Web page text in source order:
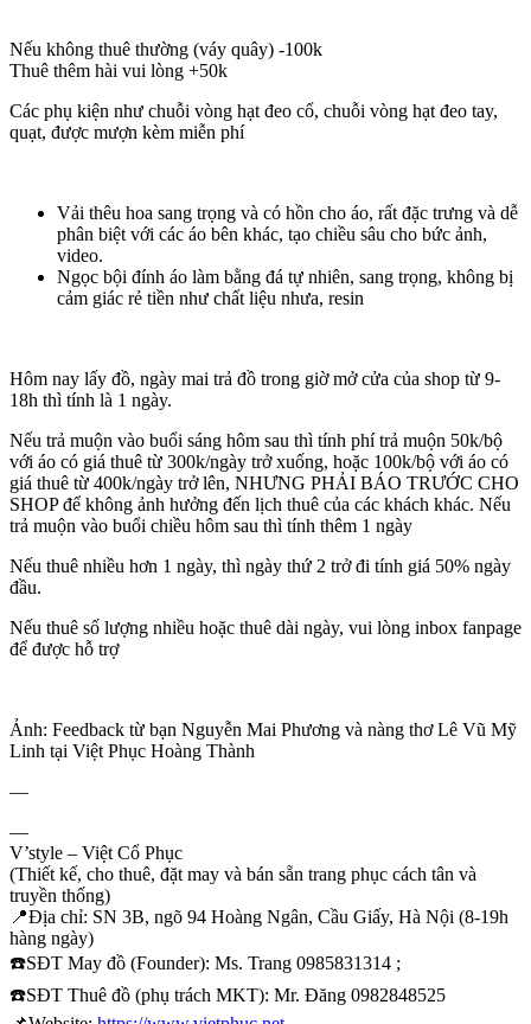
Nếu không thuê thường (váy quây) -100k
Thuê thêm hài vui lòng +50k
Các phụ kiện như chuỗi vòng hạt đeo cổ, chuỗi vòng hạt đeo tay,
quạt, được mượn kèm miễn phí
Vải thêu hoa sang trọng và có hồn cho áo, rất đặc trưng và dễ
phân biệt với các áo bên khác, tạo chiều sâu cho bức ảnh,
video.
Ngọc bội đính áo làm bằng đá tự nhiên, sang trọng, không bị
cảm giác rẻ tiền như chất liệu nhưa, resin
Hôm nay lấy đồ, ngày mai trả đồ trong giờ mở cửa của shop từ 9-
18h thì tính là 1 ngày.
Nếu trả muộn vào buổi sáng hôm sau thì tính phí trả muộn 50k/bộ
với áo có giá thuê từ 300k/ngày trở xuống, hoặc 100k/bộ với áo có
giá thuê từ 400k/ngày trở lên, NHƯNG PHẢI BÁO TRƯỚC CHO
SHOP để không ảnh hưởng đến lịch thuê của các khách khác. Nếu
trả muộn vào buổi chiều hôm sau thì tính thêm 1 ngày
Nếu thuê nhiều hơn 1 ngày, thì ngày thứ 2 trở đi tính giá 50% ngày
đầu.
Nếu thuê số lượng nhiều hoặc thuê dài ngày, vui lòng inbox fanpage
để được hỗ trợ
Ảnh: Feedback từ bạn Nguyễn Mai Phương và nàng thơ Lê Vũ Mỹ
Linh tại Việt Phục Hoàng Thành
—
—
V’style – Việt Cổ Phục
(Thiết kế, cho thuê, đặt may và bán sẵn trang phục cách tân và
truyền thống)
📍Địa chỉ: SN 3B, ngõ 94 Hoàng Ngân, Cầu Giấy, Hà Nội (8-19h
hàng ngày)
☎️SĐT May đồ (Founder): Ms. Trang 0985831314 ;
☎️SĐT Thuê đồ (phụ trách MKT): Mr. Đăng 0982848525